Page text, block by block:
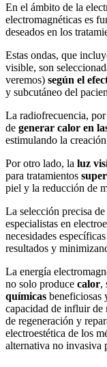
En el ámbito de la
electromagnéticas es
deseados en los
Estas ondas, que
visible, son
veremos) según el
y subcutáneo del
La radiofrecuencia,
de generar calor en
estimulando la
Por otro lado, la luz
para tratamientos
piel y la reducción de
La selección precisa
especialistas en
necesidades
resultados y
La energía
no solo produce calor,
químicas beneficiosas
capacidad de influir de
de regeneración y
electroestética de los
alternativa no invasiva